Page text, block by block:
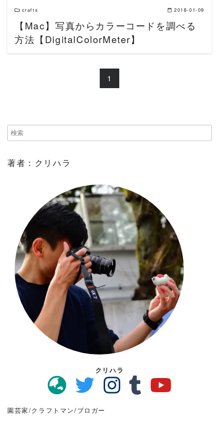
crafts 2018-01-09
【Mac】写真からカラーコードを調べる
方法【DigitalColorMeter】
1
著者：クリハラ
クリハラ
園芸家/クラフトマン/ブロガー